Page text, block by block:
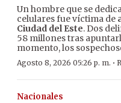
Un hombre que se
celulares fue víctima de
Ciudad del Este. Dos
58 millones tras
momento, los
Agosto 8, 2026 05:26 p. m. ·
Nacionales